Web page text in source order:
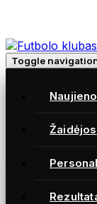
Toggle
Žaidėjos
Įrašai
Home
Gintra naujienos